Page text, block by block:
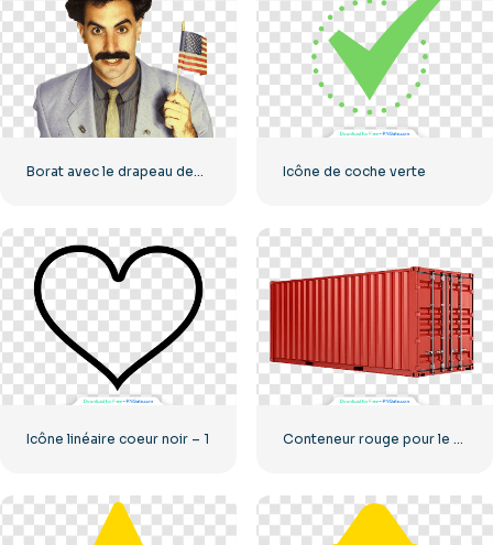
Borat avec le drapeau des États-Unis souriant Icône de coche verte
Icône linéaire coeur noir – 1 Conteneur rouge pour le transport de marchandises par mer